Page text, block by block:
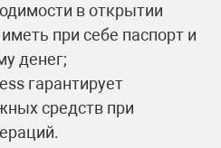
в открытии
при себе паспорт и
денег;
гарантирует
средств при